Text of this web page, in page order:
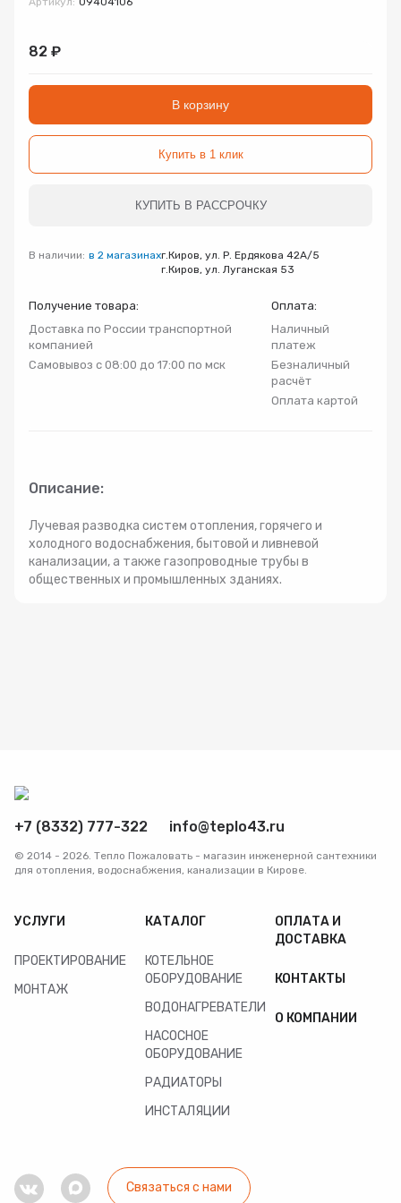
Инсталляции
Коллекторные группы
Насосное оборудование
Крепеж
Предохранительная арматура
Трубы и фитинги
Комплекты оборудования для скважины
82 ₽
В корзину
Купить в 1 клик
КУПИТЬ В РАССРОЧКУ
В наличии: в 2 магазинахг.Киров, ул. Р. Ердякова 42А/5
г.Киров, ул. Луганская 53
Получение товара:
Доставка по России транспортной
компанией
Самовывоз с 08:00 до 17:00 по мск
Оплата:
Наличный
платеж
Безналичный
расчёт
Оплата картой
Описание:
Лучевая разводка систем отопления, горячего и
холодного водоснабжения, бытовой и ливневой
канализации, а также газопроводные трубы в
общественных и промышленных зданиях.
+7 (8332) 777-322 info@teplo43.ru
© 2014 - 2026. Тепло Пожаловать - магазин инженерной сантехники
для отопления, водоснабжения, канализации в Кирове.
УСЛУГИ
ПРОЕКТИРОВАНИЕ
МОНТАЖ
КАТАЛОГ
КОТЕЛЬНОЕ
ОБОРУДОВАНИЕ
ВОДОНАГРЕВАТЕЛИ
НАСОСНОЕ
ОБОРУДОВАНИЕ
РАДИАТОРЫ
ИНСТАЛЯЦИИ
ОПЛАТА И
ДОСТАВКА
КОНТАКТЫ
О КОМПАНИИ
Связаться с нами
Нажимая «Купить», вы принимаете
пользовательское соглашениеиполитику
конфиденциальности
Нажимая «Заказать», вы принимаете
пользовательское соглашениеиполитику
конфиденциальности
Нажимая «Оформить», вы принимаете
пользовательское соглашениеиполитику
конфиденциальности